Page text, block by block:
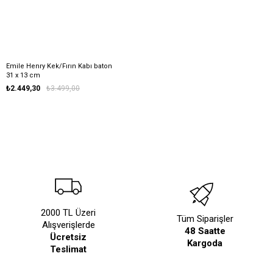
Emile Henry Kek/Fırın Kabı baton
31 x 13 cm
₺2.449,30 ₺3.499,00
2000 TL Üzeri
Alışverişlerde
Ücretsiz
Teslimat
Tüm Siparişler
48 Saatte
Kargoda